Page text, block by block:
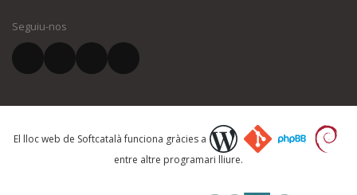
El vostre correu electrònic *
Què proposeu?
Seguiu-nos
El lloc web de Softcatalà funciona gràcies a
entre altre programari lliure.